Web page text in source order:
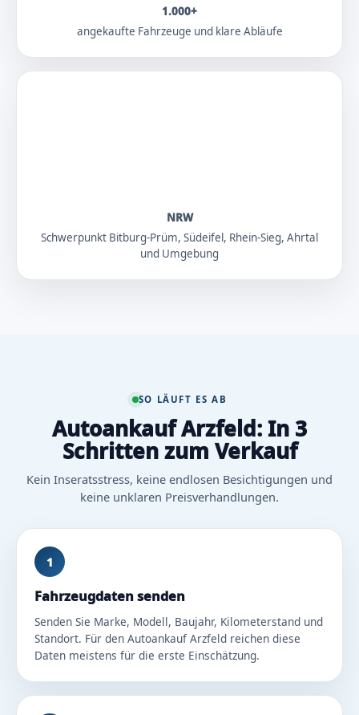
1.000+
angekaufte Fahrzeuge und klare Abläufe
NRW
Schwerpunkt Bitburg-Prüm, Südeifel, Rhein-Sieg, Ahrtal
und Umgebung
SO LÄUFT ES AB
Autoankauf Arzfeld: In 3
Schritten zum Verkauf
Kein Inseratsstress, keine endlosen Besichtigungen und
keine unklaren Preisverhandlungen.
1
Fahrzeugdaten senden
Senden Sie Marke, Modell, Baujahr, Kilometerstand und
Standort. Für den Autoankauf Arzfeld reichen diese
Daten meistens für die erste Einschätzung.